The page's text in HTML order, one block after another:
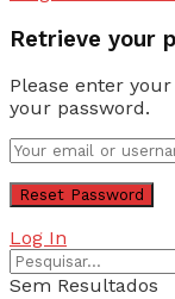
Retrieve your
Please enter
your password.
Log In
Sem Resultados